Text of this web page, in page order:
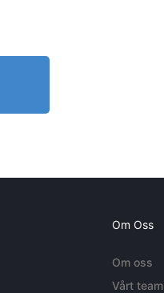
Om Oss
Om oss
Vårt team